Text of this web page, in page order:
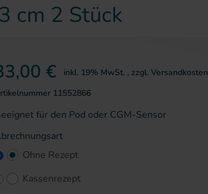
cm 2 Stück
€ inkl. 19% MwSt. , zzgl. Versandkosten
11552866
für den Pod oder CGM-Sensor
Ohne Rezept
Kassenrezept